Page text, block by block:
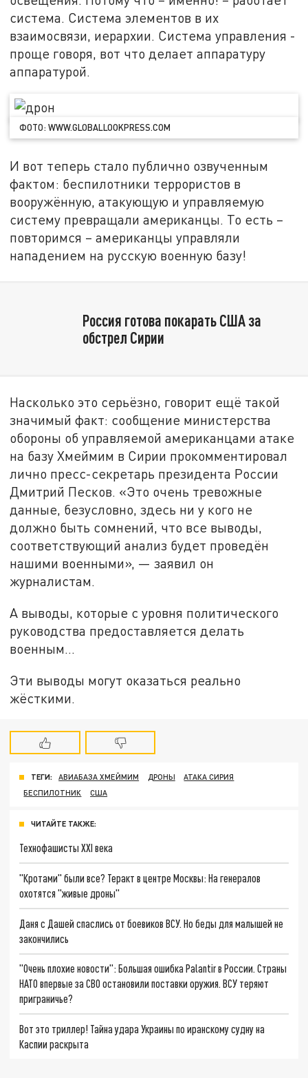
система. Система элементов в их
взаимосвязи, иерархии. Система управления -
проще говоря, вот что делает аппаратуру
аппаратурой.
ФОТО: WWW.GLOBALLOOKPRESS.COM
И вот теперь стало публично озвученным
фактом: беспилотники террористов в
вооружённую, атакующую и управляемую
систему превращали американцы. То есть –
повторимся – американцы управляли
нападением на русскую военную базу!
Россия готова покарать США за
обстрел Сирии
Насколько это серьёзно, говорит ещё такой
значимый факт: сообщение министерства
обороны об управляемой американцами атаке
на базу Хмеймим в Сирии прокомментировал
лично пресс-секретарь президента России
Дмитрий Песков. «Это очень тревожные
данные, безусловно, здесь ни у кого не
должно быть сомнений, что все выводы,
соответствующий анализ будет проведён
нашими военными», — заявил он
журналистам.
А выводы, которые с уровня политического
руководства предоставляется делать
военным…
Эти выводы могут оказаться реально
жёсткими.
ТЕГИ: АВИАБАЗА ХМЕЙМИМ ДРОНЫ
АТАКА СИРИЯ
БЕСПИЛОТНИК
США
ЧИТАЙТЕ ТАКЖЕ:
Технофашисты XXI века
"Кротами" были все? Теракт в центре Москвы: На генералов
охотятся "живые дроны"
Даня с Дашей спаслись от боевиков ВСУ. Но беды для малышей не
закончились
"Очень плохие новости": Большая ошибка Palantir в России. Страны
НАТО впервые за СВО остановили поставки оружия. ВСУ теряют
приграничье?
Вот это триллер! Тайна удара Украины по иранскому судну на
Каспии раскрыта